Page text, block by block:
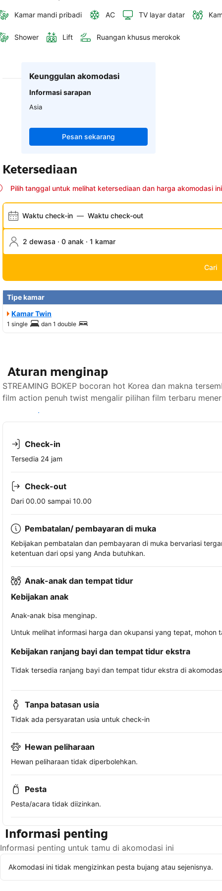
Kamar mandi pribadi AC TV layar datar
Shower Lift Ruangan khusus merokok
Keunggulan akomodasi
Informasi sarapan
Asia
Pesan sekarang
Ketersediaan
Pilih tanggal untuk melihat ketersediaan dan harga akomodasi ini
Waktu check-in — Waktu check-out
2 dewasa · 0 anak · 1 kamar
Cari
Tipe kamar
Kamar Twin
1 single dan 1 double
Aturan menginap
STREAMING BOKEP bocoran hot Korea dan makna
film action penuh twist mengalir pilihan film terbaru
Lihat ketersediaan
Check-in
Tersedia 24 jam
Check-out
Dari 00.00 sampai 10.00
Pembatalan/ pembayaran di muka
Kebijakan pembatalan dan pembayaran di muka bervariasi
ketentuan dari opsi yang Anda butuhkan.
Anak-anak dan tempat tidur
Kebijakan anak
Anak-anak bisa menginap.
Untuk melihat informasi harga dan okupansi yang tepat,
Kebijakan ranjang bayi dan tempat tidur ekstra
Tidak tersedia ranjang bayi dan tempat tidur ekstra di
Tanpa batasan usia
Tidak ada persyaratan usia untuk check-in
Hewan peliharaan
Hewan peliharaan tidak diperbolehkan.
Pesta
Pesta/acara tidak diizinkan.
Informasi penting
Informasi penting untuk tamu di akomodasi ini
Akomodasi ini tidak mengizinkan pesta bujang atau sejenisnya.